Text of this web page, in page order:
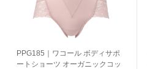
PPG185｜ワコール ボディサポ
ートショーツ オーガニックコッ